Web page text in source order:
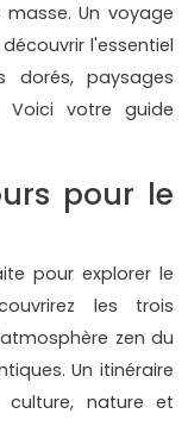
Un voyage
l'essentiel
dorés, paysages
Voici votre guide
pour le
pour explorer le
les trois
zen du
Un itinéraire
culture, nature et